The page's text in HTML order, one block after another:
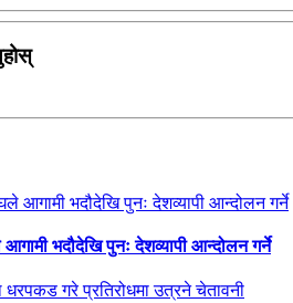
भदौदेखि पुनः देशव्यापी आन्दोलन गर्ने